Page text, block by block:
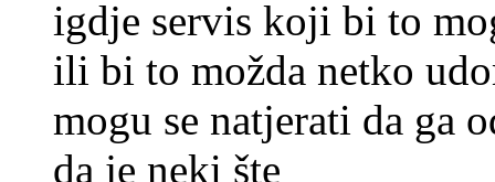
igdje servis koji bi to
ili bi to možda netko
mogu se natjerati da ga
da je neki šte